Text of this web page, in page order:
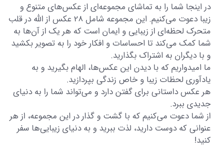
در اینجا شما را به تماشای مجموعه‌ای از عکس‌های متنوع و
زیبا دعوت می‌کنیم. این مجموعه شامل 28 عکس از الله در قلب
متحرک لحظه‌ای از زیبایی و ایمان است که هر یک از آن‌ها به
شما کمک می‌کند تا احساسات و افکار خود را به تصویر بکشید
و با دیگران به اشتراک بگذارید.
ما امیدواریم که با دیدن این عکس‌ها، الهام بگیرید و به
یادآوری لحظات زیبا و خاص زندگی بپردازید.
هر عکس داستانی برای گفتن دارد و می‌تواند شما را به دنیای
جدیدی ببرد.
از شما دعوت می‌کنیم که با گشت و گذار در این مجموعه، از هر
عنوانی که دوست دارید، لذت ببرید و به دنیای زیبایی‌ها سفر
کنید!